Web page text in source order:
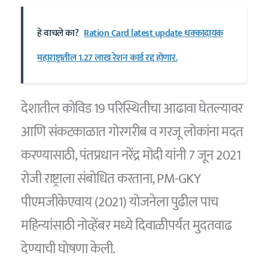
हे वाचले का? Ration Card latest update धक्कादायक
महाराष्ट्रातील 1.27 लाख रेशन कार्ड रद्द होणार.
देशातील कोविड 19 परिस्थितीचा आढावा घेतल्यावर
आणि संकटकाळात गोरगरीब व गरजू लोकांना मदत
करण्यासाठी, पंतप्रधान नरेंद्र मोदी यांनी 7 जून 2021
रोजी राष्ट्राला संबोधित करताना, PM-GKY
पीएमजीकेएवाय (2021) योजनेला पुढील पाच
महिन्यांसाठी नोव्हेंबर मध्ये दिवाळीपर्यंत मुदतवाढ
देण्याची घोषणा केली.